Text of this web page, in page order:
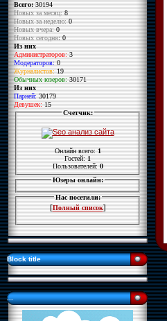
Всего:30194
Новых за месяц:8
Новых за неделю:0
Новых вчера:0
Новых сегодня: 0
Из них
Администраторов:3
Модераторов:0
Журналистов:19
Обычных юзеров:30171
Из них
Парней:30179
Девушек:15
Счетчик:
Онлайн всего:1
Гостей:1
Пользователей:0
Юзеры онлайн:
Нас посетили:
[Полный список]
Block title
...